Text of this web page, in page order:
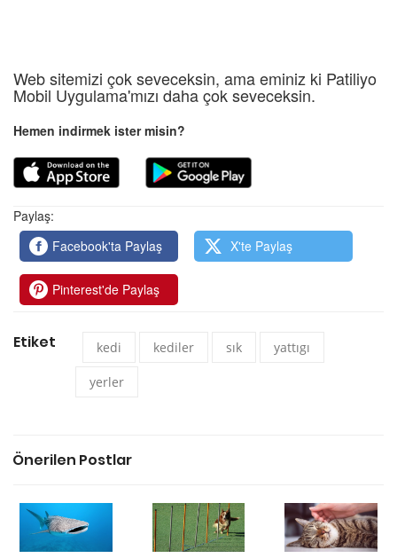
Web sitemizi çok seveceksin, ama eminiz ki Patiliyo
Mobil Uygulama'mızı daha çok seveceksin.
Hemen indirmek ister misin?
Paylaş:
Facebook'ta Paylaş
X'te Paylaş
Pinterest'de Paylaş
Etiket kedi kediler sık yattıgı
yerler
Önerilen Postlar